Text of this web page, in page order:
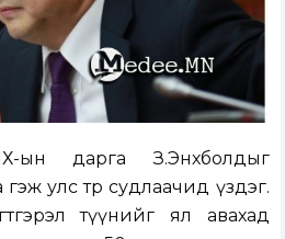
ын дарга З.Энхболдыг
гэж улс төр судлаачид үздэг.
түүнийг ял авахад